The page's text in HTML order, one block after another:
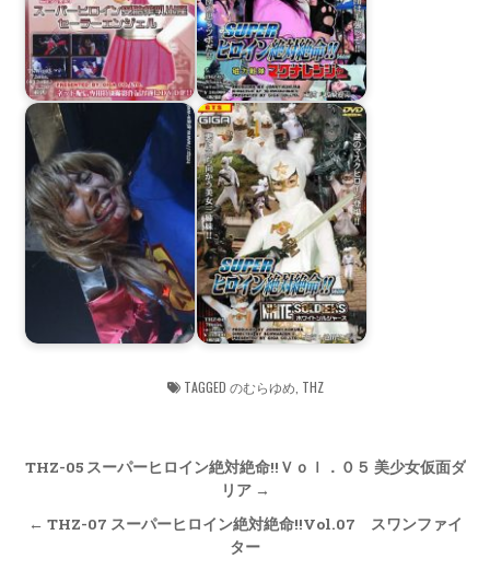
TAGGED のむらゆめ THZ
Post
THZ-05 スーパーヒロイン絶対絶命!!Ｖｏｌ．０５ 美少女仮面ダ
リア →
← THZ-07 スーパーヒロイン絶対絶命!!Vol.07 スワンファイ
ター